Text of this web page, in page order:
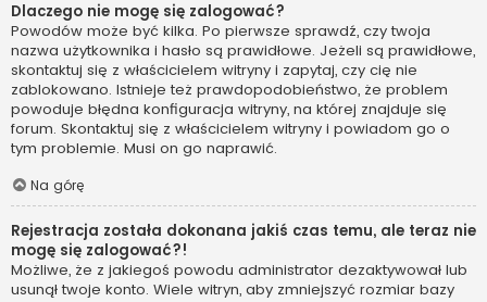
Dlaczego nie mogę się zalogować?
Powodów może być kilka. Po pierwsze sprawdź, czy twoja
nazwa użytkownika i hasło są prawidłowe. Jeżeli są prawidłowe,
skontaktuj się z właścicielem witryny i zapytaj, czy cię nie
zablokowano. Istnieje też prawdopodobieństwo, że problem
powoduje błędna konfiguracja witryny, na której znajduje się
forum. Skontaktuj się z właścicielem witryny i powiadom go o
tym problemie. Musi on go naprawić.
Na górę
Rejestracja została dokonana jakiś czas temu, ale teraz nie
mogę się zalogować?!
Możliwe, że z jakiegoś powodu administrator dezaktywował lub
usunął twoje konto. Wiele witryn, aby zmniejszyć rozmiar bazy